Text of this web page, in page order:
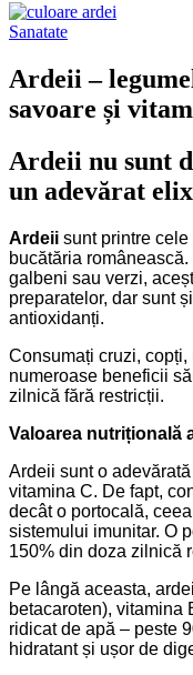
Sanatate
Ardeii –
savoare și
Ardeii nu sunt
un adevărat
Ardeii sunt printre
bucătăria
galbeni sau verzi,
preparatelor, dar sunt
antioxidanți.
Consumați cruzi,
numeroase beneficii
zilnică fără restricții.
Valoarea nutrițională
Ardeii sunt o
vitamina C. De fapt,
decât o portocală,
sistemului imunitar. O
150% din doza zilnică
Pe lângă aceasta,
betacaroten), vitamina
ridicat de apă – peste
hidratant și ușor de